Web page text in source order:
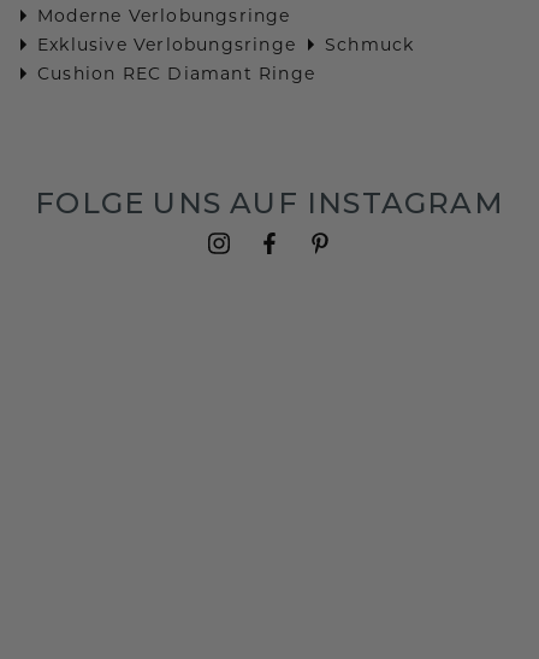
Moderne Verlobungsringe
Exklusive Verlobungsringe
Schmuck
Cushion REC Diamant Ringe
FOLGE UNS AUF INSTAGRAM